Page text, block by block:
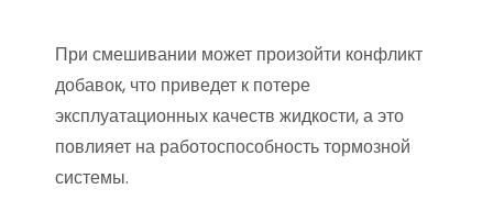
При смешивании может произойти конфликт
добавок, что приведет к потере
эксплуатационных качеств жидкости, а это
повлияет на работоспособность тормозной
системы.